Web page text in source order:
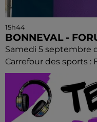
15h44
BONNEVAL -
Samedi 5 septembre
Carrefour des sports :